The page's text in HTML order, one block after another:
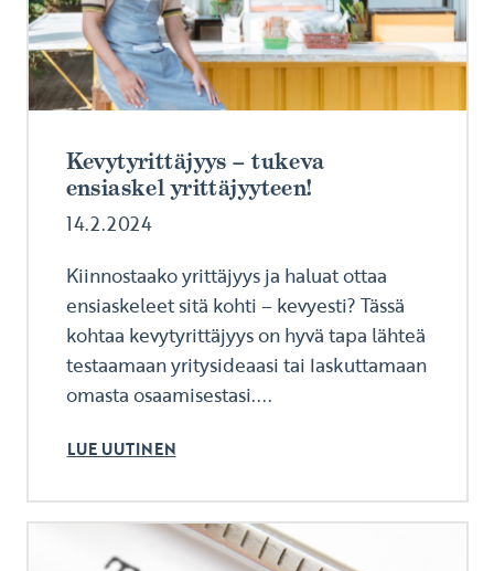
Kevytyrittäjyys – tukeva
ensiaskel yrittäjyyteen!
14.2.2024
Kiinnostaako yrittäjyys ja haluat ottaa
ensiaskeleet sitä kohti – kevyesti? Tässä
kohtaa kevytyrittäjyys on hyvä tapa lähteä
testaamaan yritysideaasi tai laskuttamaan
omasta osaamisestasi....
LUE UUTINEN